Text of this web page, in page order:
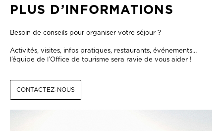
PLUS D’INFORMATIONS
Besoin de conseils pour organiser votre séjour ?
Activités, visites, infos pratiques, restaurants, événements…
l’équipe de l’Office de tourisme sera ravie de vous aider !
CONTACTEZ-NOUS